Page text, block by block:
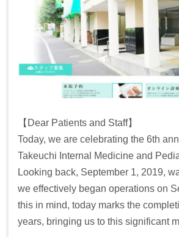
【Dear Patients and Staff】
Today, we are celebrating the 6th
Takeuchi Internal Medicine and
Looking back, September 1, 2019,
we effectively began operations on
this in mind, today marks the
years, bringing us to this significant